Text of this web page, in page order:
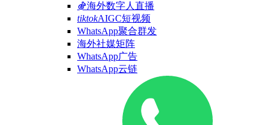
海外数字人直播
tiktokAIGC短视频
WhatsApp聚合群发
海外社媒矩阵
WhatsApp广告
WhatsApp云链